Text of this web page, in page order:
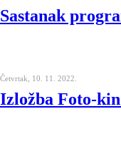
Sastanak
Četvrtak, 10. 11. 2022.
Izložba Foto-